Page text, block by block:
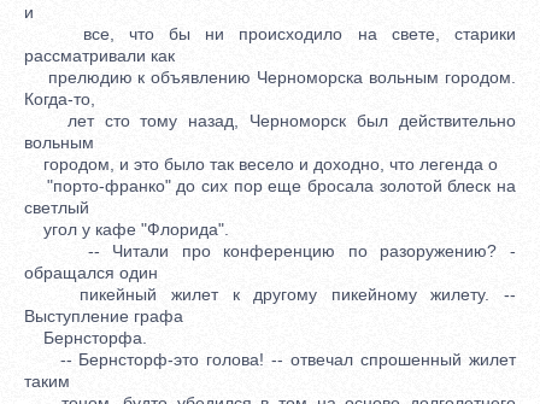
и
все, что бы ни происходило на свете, старики
рассматривали как
прелюдию к объявлению Черноморска вольным городом.
Когда-то,
лет сто тому назад, Черноморск был действительно
вольным
городом, и это было так весело и доходно, что легенда о
"порто-франко" до сих пор еще бросала золотой блеск на
светлый
угол у кафе "Флорида".
-- Читали про конференцию по разоружению? -
обращался один
пикейный жилет к другому пикейному жилету. --
Выступление графа
Бернсторфа.
-- Бернсторф-это голова! -- отвечал спрошенный жилет
таким